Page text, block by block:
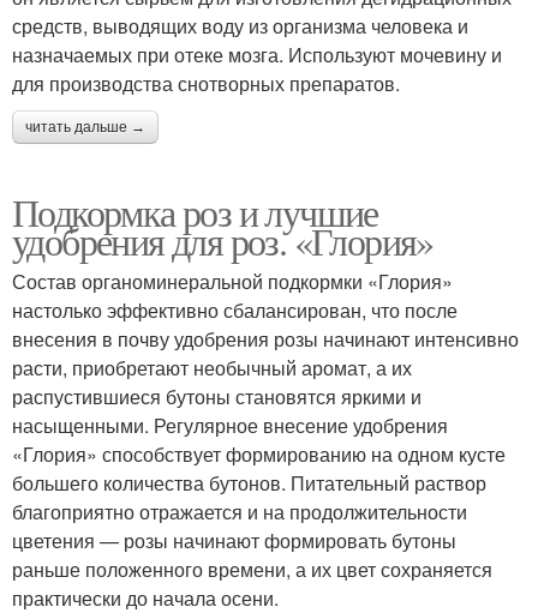
средств, выводящих воду из организма человека и
назначаемых при отеке мозга. Используют мочевину и
для производства снотворных препаратов.
читать дальше →
Подкормка роз и лучшие
удобрения для роз. «Глория»
Состав органоминеральной подкормки «Глория»
настолько эффективно сбалансирован, что после
внесения в почву удобрения розы начинают интенсивно
расти, приобретают необычный аромат, а их
распустившиеся бутоны становятся яркими и
насыщенными. Регулярное внесение удобрения
«Глория» способствует формированию на одном кусте
большего количества бутонов. Питательный раствор
благоприятно отражается и на продолжительности
цветения — розы начинают формировать бутоны
раньше положенного времени, а их цвет сохраняется
практически до начала осени.